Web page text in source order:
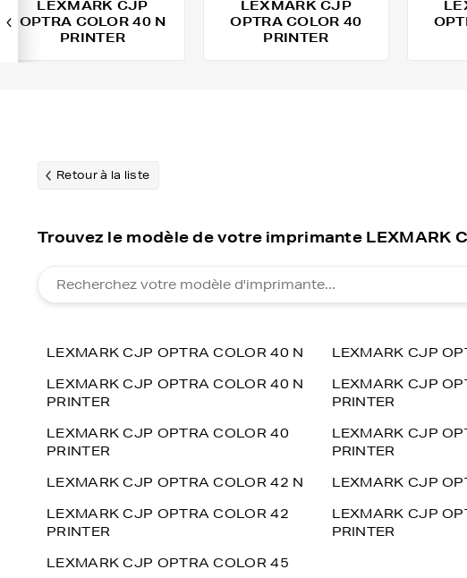
LEXMARK CJP
OPTRA COLOR 40 N
PRINTER
LEXMARK CJP
OPTRA COLOR 40
PRINTER
Retour à la liste
Trouvez le modèle de votre imprimante LEXMARK
LEXMARK CJP OPTRA COLOR 40 N
LEXMARK CJP OPTRA COLOR 40 N
PRINTER
LEXMARK CJP OPTRA COLOR 40
PRINTER
LEXMARK CJP OPTRA COLOR 42 N
LEXMARK CJP OPTRA COLOR 42
PRINTER
LEXMARK CJP OPTRA COLOR 45
LEXMARK CJP
LEXMARK CJP
PRINTER
LEXMARK CJP
PRINTER
LEXMARK CJP
LEXMARK CJP
PRINTER